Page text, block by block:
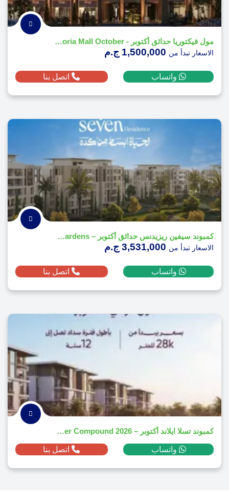
مول فيكتوريا حدائق أكتوبر - Victoria Mall October
الاسعار تبدأ من
واتساب اتصل بنا
كمبوند سيفين ريزيدنس حدائق أكتوبر – Seven October Gardens
الاسعار تبدأ من
واتساب اتصل بنا
​كمبوند تسلا ايلاند أكتوبر – Tesla Island October Compound 2026
واتساب اتصل بنا